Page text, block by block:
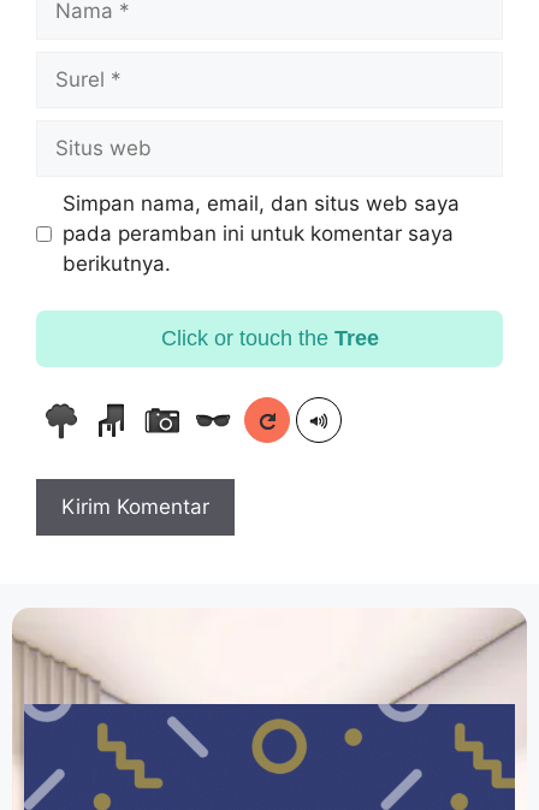
Simpan nama, email, dan situs web saya
pada peramban ini untuk komentar saya
berikutnya.
Click or touch the Tree